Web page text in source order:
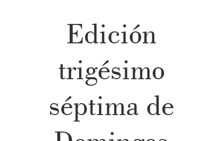
Edición
trigésimo
séptima de